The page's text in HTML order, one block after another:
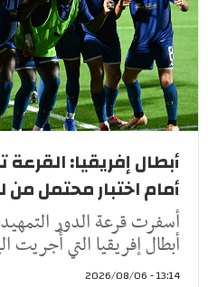
أبطال إفريقيا:
أمام اختبار محتمل من
أسفرت قرعة الدور
أبطال إفريقيا التي أُجريت
13:14 - 2026/08/06